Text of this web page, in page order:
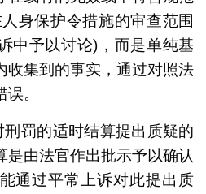
身保护令措施的审查范围
中予以讨论)，而是单纯基
收集到的事实，通过对照法
。
刑罚的适时结算提出质疑的
是由法官作出批示予以确认
通过平常上诉对此提出质